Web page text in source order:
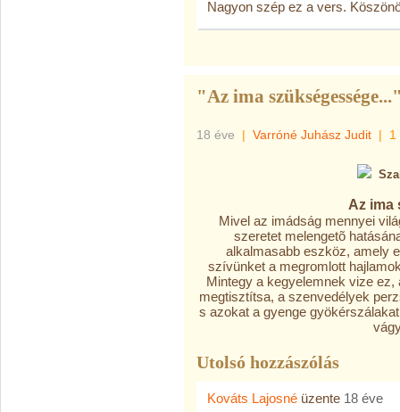
Nagyon szép ez a vers.
"Az ima
18 éve | Varróné Juhász Judit | 1
Az ima
Mivel az imádság mennyei
szeretet melengetõ
alkalmasabb eszköz, amely
szívünket a megromlott
Mintegy a kegyelemnek vize
megtisztítsa, a szenvedélyek
s azokat a gyenge
Utolsó hozzászólás
Kováts Lajosné üzente 18 éve